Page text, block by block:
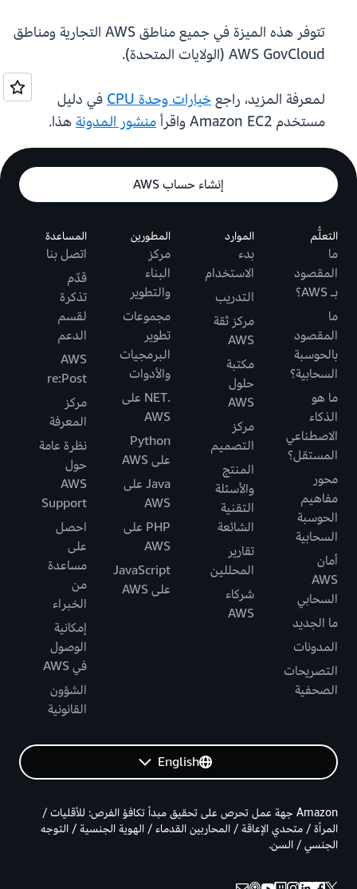
تتوفر هذه الميزة في جميع مناطق AWS التجارية ومناطق
AWS GovCloud (الولايات المتحدة).
لمعرفة المزيد، راجعخيارات وحدة CPU
في دليل
مستخدم Amazon EC2 واقرأ
منشور المدونةهذا.
إنشاء حساب AWS
التعلُّم
ما
المقصود
بـ AWS؟
ما
المقصود
بالحوسبة
السحابية؟
ما هو
الذكاء
الاصطناعي
المستقل؟
محور
مفاهيم
الحوسبة
السحابية
أمان
AWS
السحابي
ما الجديد
المدونات
التصريحات
الصحفية
الموارد
بدء
الاستخدام
التدريب
مركز ثقة
AWS
مكتبة
حلول
AWS
مركز
التصميم
المنتج
والأسئلة
التقنية
الشائعة
تقارير
المحللين
شركاء
AWS
المطورين
مركز
البناء
والتطوير
مجموعات
تطوير
البرمجيات
والأدوات
.NET على
AWS
Python
على AWS
Java على
AWS
PHP على
AWS
JavaScript
على AWS
المساعدة
اتصل بنا
قدّم
تذكرة
لقسم
الدعم
AWS
re:Post
مركز
المعرفة
نظرة عامة
حول
AWS
Support
احصل
على
مساعدة
من
الخبراء
إمكانية
الوصول
في AWS
الشؤون
القانونية
English
Amazon جهة عمل تحرص على تحقيق مبدأ تكافؤ الفرص: للأقليات /
المرأة / متحدي الإعاقة / المحاربين القدماء / الهوية الجنسية / التوجه
الجنسي / السن.